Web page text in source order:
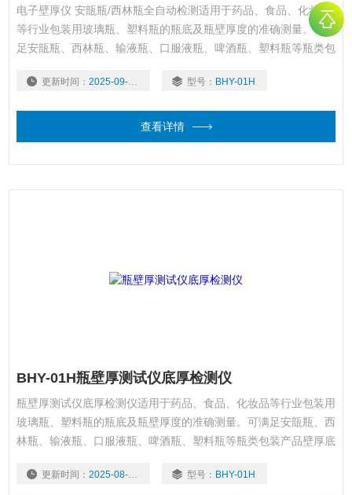
电子壁厚仪 安瓿瓶/西林瓶全自动检测适用于药品、食品、化妆品
等行业包装用玻璃瓶、塑料瓶的瓶底及瓶壁厚度的准确测量。可满
足安瓿瓶、西林瓶、输液瓶、口服液瓶、啤酒瓶、塑料瓶等瓶类包
心、科研院校等单位检测产品壁厚底厚必要的仪器。
更新时间： 2025-09-17 型号： BHY-01H
查看详情
BHY-01H瓶壁厚测试仪底厚检测仪
瓶壁厚测试仪底厚检测仪适用于药品、食品、化妆品等行业包装用
玻璃瓶、塑料瓶的瓶底及瓶壁厚度的准确测量。可满足安瓿瓶、西
林瓶、输液瓶、口服液瓶、啤酒瓶、塑料瓶等瓶类包装产品壁厚底
等单位检测产品壁厚底厚必要的仪器。
更新时间： 2025-08-12 型号： BHY-01H